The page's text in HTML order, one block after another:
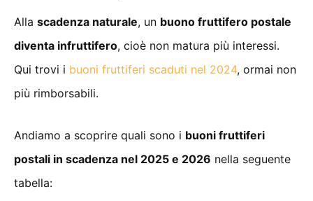
Alla scadenza naturale, un buono fruttifero postale
diventa infruttifero, cioè non matura più interessi.
Qui trovi i buoni fruttiferi scaduti nel 2024, ormai non
più rimborsabili.
Andiamo a scoprire quali sono i buoni fruttiferi
postali in scadenza nel 2025 e 2026 nella seguente
tabella: